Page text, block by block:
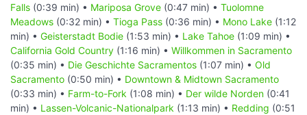
Falls (0:39 min) • Mariposa Grove (0:47 min) • Tuolomne
Meadows (0:32 min) • Tioga Pass (0:36 min) • Mono Lake (1:12
min) • Geisterstadt Bodie (1:53 min) • Lake Tahoe (1:09 min) •
California Gold Country (1:16 min) • Willkommen in Sacramento
(0:35 min) • Die Geschichte Sacramentos (1:07 min) • Old
Sacramento (0:50 min) • Downtown & Midtown Sacramento
(0:33 min) • Farm-to-Fork (1:08 min) • Der wilde Norden (0:41
min) • Lassen-Volcanic-Nationalpark (1:13 min) • Redding (0:51